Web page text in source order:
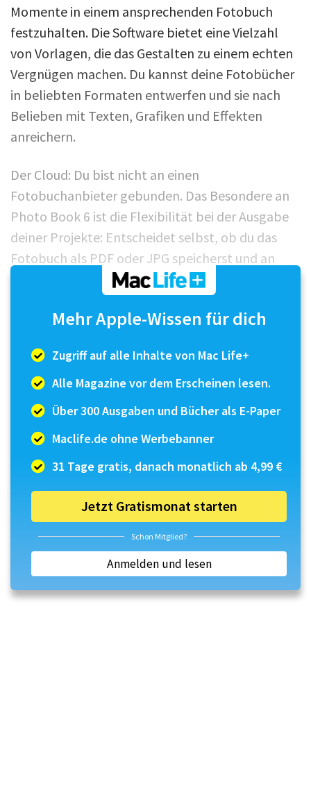
Momente in einem ansprechenden Fotobuch
festzuhalten. Die Software bietet eine Vielzahl
von Vorlagen, die das Gestalten zu einem echten
Vergnügen machen. Du kannst deine Fotobücher
in beliebten Formaten entwerfen und sie nach
Belieben mit Texten, Grafiken und Effekten
anreichern.
Der Cloud: Du bist nicht an einen
Fotobuchanbieter gebunden. Das Besondere an
Photo Book 6 ist die Flexibilität bei der Ausgabe
deiner Projekte: Entscheidet selbst, ob du das
Fotobuch als PDF oder JPG speicherst und an
einen Fotobuch-Hersteller sendet oder einfach
zu Hause ausdruckst. Für die Archivierung deiner
Werke speichert Photo Book 6 alle Daten
Ordner....
Mehr Apple-Wissen für dich
Zugriff auf alle Inhalte von Mac Life+
Alle Magazine vor dem Erscheinen lesen.
Über 300 Ausgaben und Bücher als E-Paper
Maclife.de ohne Werbebanner
31 Tage gratis, danach monatlich ab 4,99 €
Jetzt Gratismonat starten
Schon Mitglied?
Anmelden und lesen